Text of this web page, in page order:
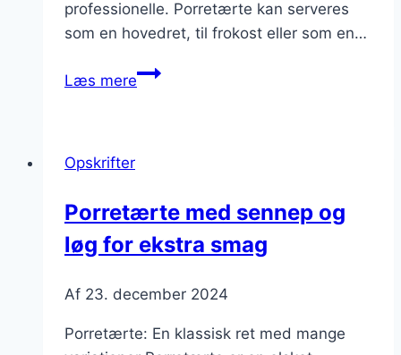
professionelle. Porretærte kan serveres
som en hovedret, til frokost eller som en…
Læs merePorretærte
Opskrifter
Porretærte med sennep og
løg for ekstra smag
Af 23. december 2024
Porretærte: En klassisk ret med mange